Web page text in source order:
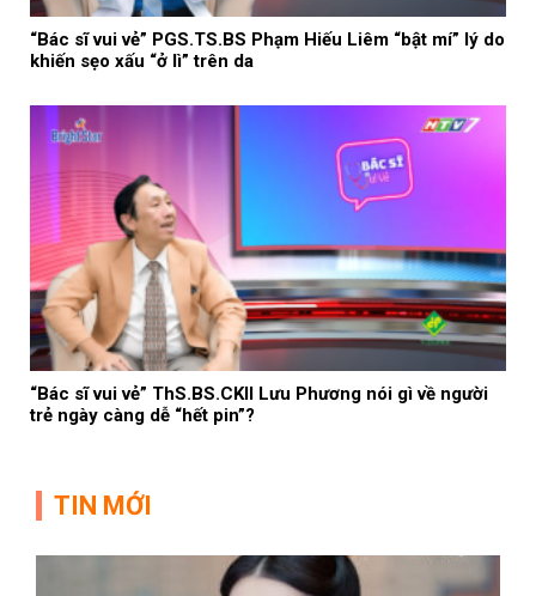
“Bác sĩ vui vẻ” PGS.TS.BS Phạm Hiếu Liêm “bật mí” lý do
khiến sẹo xấu “ở lì” trên da
“Bác sĩ vui vẻ” ThS.BS.CKII Lưu Phương nói gì về người
trẻ ngày càng dễ “hết pin”?
TIN MỚI